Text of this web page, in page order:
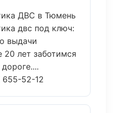
ДВС в Тюмень
двс под ключ:
выдачи
20 лет заботимся
655-52-12